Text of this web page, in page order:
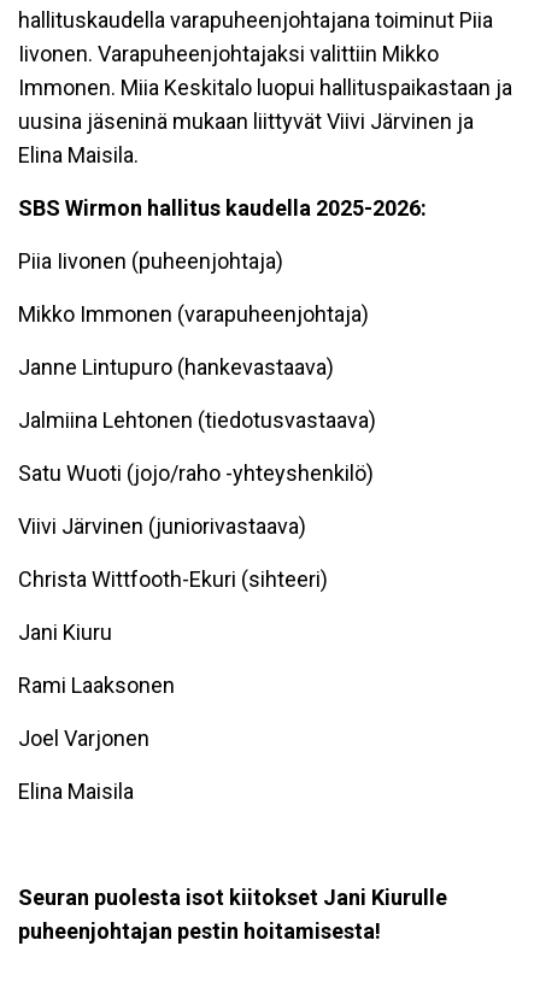
hallituskaudella varapuheenjohtajana toiminut Piia
Iivonen. Varapuheenjohtajaksi valittiin Mikko
Immonen. Miia Keskitalo luopui hallituspaikastaan ja
uusina jäseninä mukaan liittyvät Viivi Järvinen ja
Elina Maisila.
SBS Wirmon hallitus kaudella 2025-2026:
Piia Iivonen (puheenjohtaja)
Mikko Immonen (varapuheenjohtaja)
Janne Lintupuro (hankevastaava)
Jalmiina Lehtonen (tiedotusvastaava)
Satu Wuoti (jojo/raho -yhteyshenkilö)
Viivi Järvinen (juniorivastaava)
Christa Wittfooth-Ekuri (sihteeri)
Jani Kiuru
Rami Laaksonen
Joel Varjonen
Elina Maisila
Seuran puolesta isot kiitokset Jani Kiurulle
puheenjohtajan pestin hoitamisesta!